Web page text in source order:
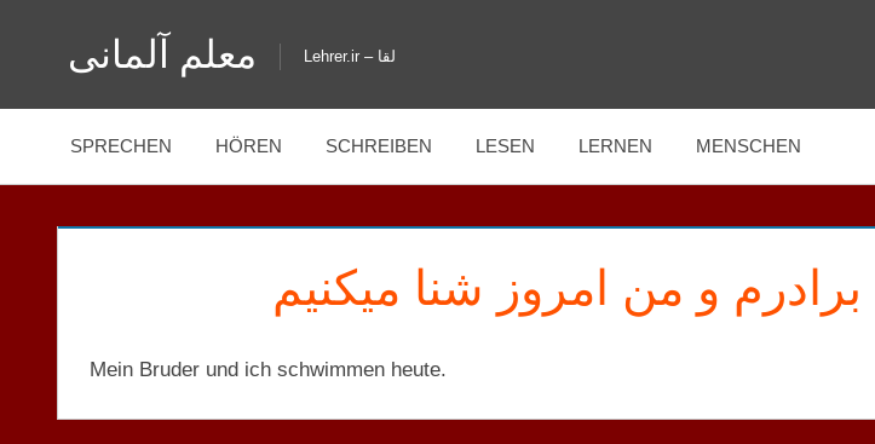
معلم آلمانی Lehrer.ir – لقا
SPRECHEN HÖREN SCHREIBEN LESEN LERNEN MENSCHEN
برادرم و من امروز شنا میکنیم
Mein Bruder und ich schwimmen heute.